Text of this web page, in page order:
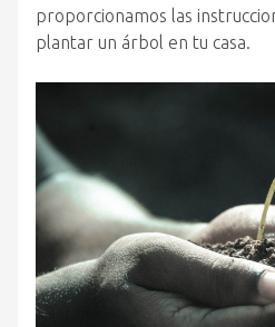
proporcionamos las
plantar un árbol en tu casa.